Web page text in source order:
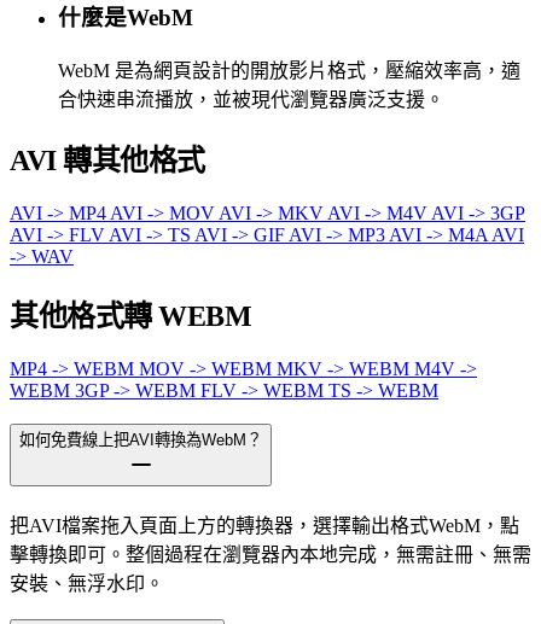
什麼是WebM
WebM 是為網頁設計的開放影片格式，壓縮效率高，適
合快速串流播放，並被現代瀏覽器廣泛支援。
AVI 轉其他格式
AVI -> MP4 AVI -> MOV AVI -> MKV AVI -> M4V AVI -> 3GP
AVI -> FLV AVI -> TS AVI -> GIF AVI -> MP3 AVI -> M4A AVI
-> WAV
其他格式轉 WEBM
MP4 -> WEBM MOV -> WEBM MKV -> WEBM M4V ->
WEBM 3GP -> WEBM FLV -> WEBM TS -> WEBM
如何免費線上把AVI轉換為WebM？
把AVI檔案拖入頁面上方的轉換器，選擇輸出格式WebM，點
擊轉換即可。整個過程在瀏覽器內本地完成，無需註冊、無需
安裝、無浮水印。